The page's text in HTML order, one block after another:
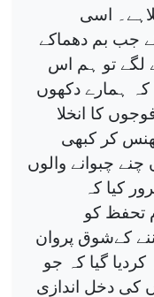
اسی
جب بم دھماکے
لگے تو ہم اس
کہ ہمارے دکھوں
کا انخلا
کر کبھی
چنے چبوانے والوں
کیا کہ
تحفظ کو
کےشوق پروان
کردیا گیا کہ جو
کی دخل اندازی